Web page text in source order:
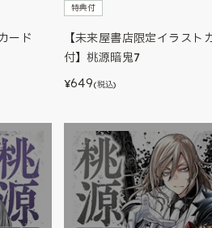
ード
特典付
【未来屋書店限定イラスト
付】桃源暗鬼7
¥649(税込)